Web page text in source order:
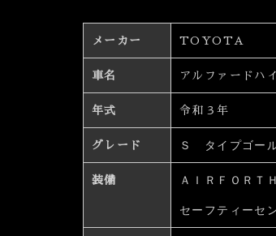
メーカー TOYOTA
車名 アルファードハ
年式 令和３年
グレード Ｓ タイプゴー
装備 ＡＩＲＦＯＲＴ
セーフティーセ